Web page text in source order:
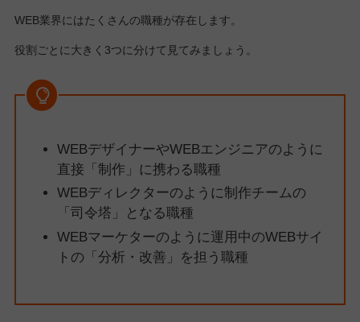
WEB業界にはたくさんの職種が存在します。
役割ごとに大きく3つに分けて見てみましょう。
WEBデザイナーやWEBエンジニアのように
直接「制作」に携わる職種
WEBディレクターのように制作チームの
「司令塔」となる職種
WEBマーケターのように運用中のWEBサイ
トの「分析・改善」を担う職種